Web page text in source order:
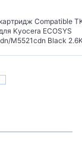
Compatible
Kyocera ECOSYS
M5521cdn Black